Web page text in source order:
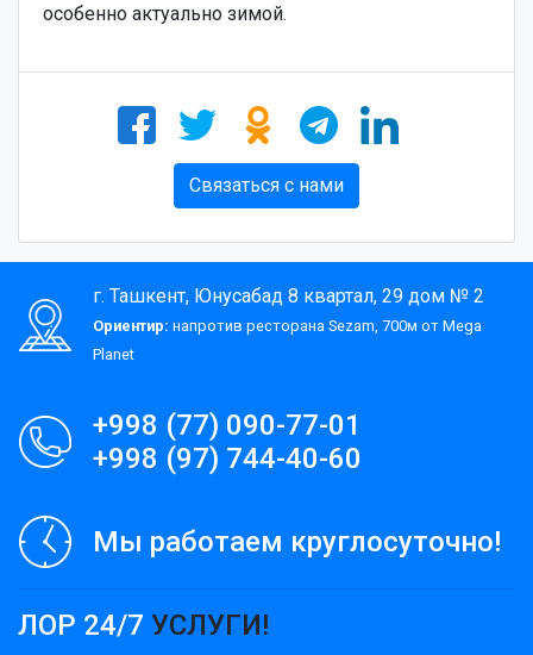
особенно актуально зимой.
Связаться с нами
г. Ташкент, Юнусабад 8 квартал, 29 дом № 2
Ориентир: напротив ресторана Sezam, 700м от Mega
Planet
+998 (77) 090-77-01
+998 (97) 744-40-60
Мы работаем круглосуточно!
ЛОР 24/7 УСЛУГИ!